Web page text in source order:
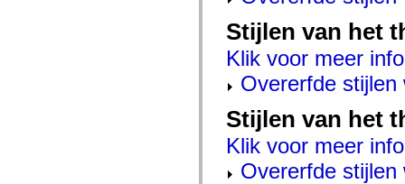
Stijlen van het
Klik voor meer
Overerfde stijlen
Stijlen van het
Klik voor meer
Overerfde stijlen